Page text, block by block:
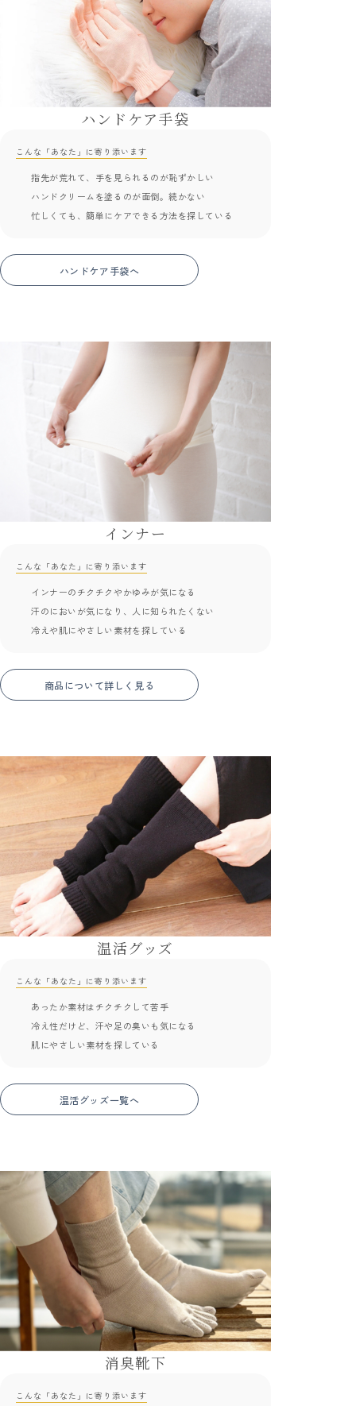
ハンドケア手袋
こんな「あなた」に寄り添います
指先が荒れて、手を見られるのが恥ずかしい
ハンドクリームを塗るのが面倒。続かない
忙しくても、簡単にケアできる方法を探している
ハンドケア手袋へ
インナー
こんな「あなた」に寄り添います
インナーのチクチクやかゆみが気になる
汗のにおいが気になり、人に知られたくない
冷えや肌にやさしい素材を探している
商品について詳しく見る
温活グッズ
こんな「あなた」に寄り添います
あったか素材はチクチクして苦手
冷え性だけど、汗や足の臭いも気になる
肌にやさしい素材を探している
温活グッズ一覧へ
消臭靴下
こんな「あなた」に寄り添います